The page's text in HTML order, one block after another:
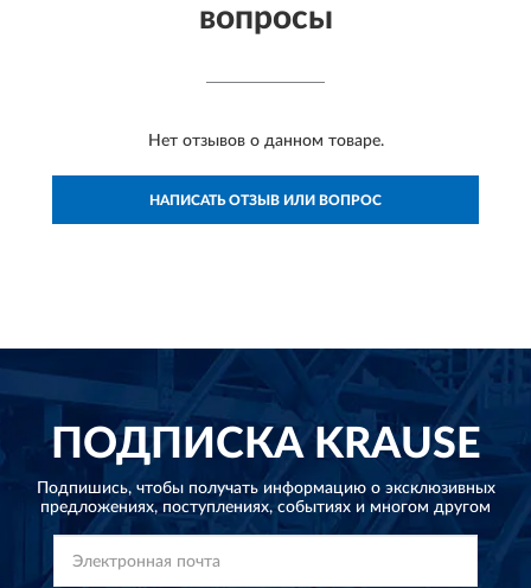
вопросы
Нет отзывов о данном товаре.
НАПИСАТЬ ОТЗЫВ ИЛИ ВОПРОС
ПОДПИСКАKRAUSE
Подпишись, чтобы получать информацию о эксклюзивных
предложениях, поступлениях, событиях и многом другом